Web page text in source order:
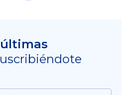
últimas